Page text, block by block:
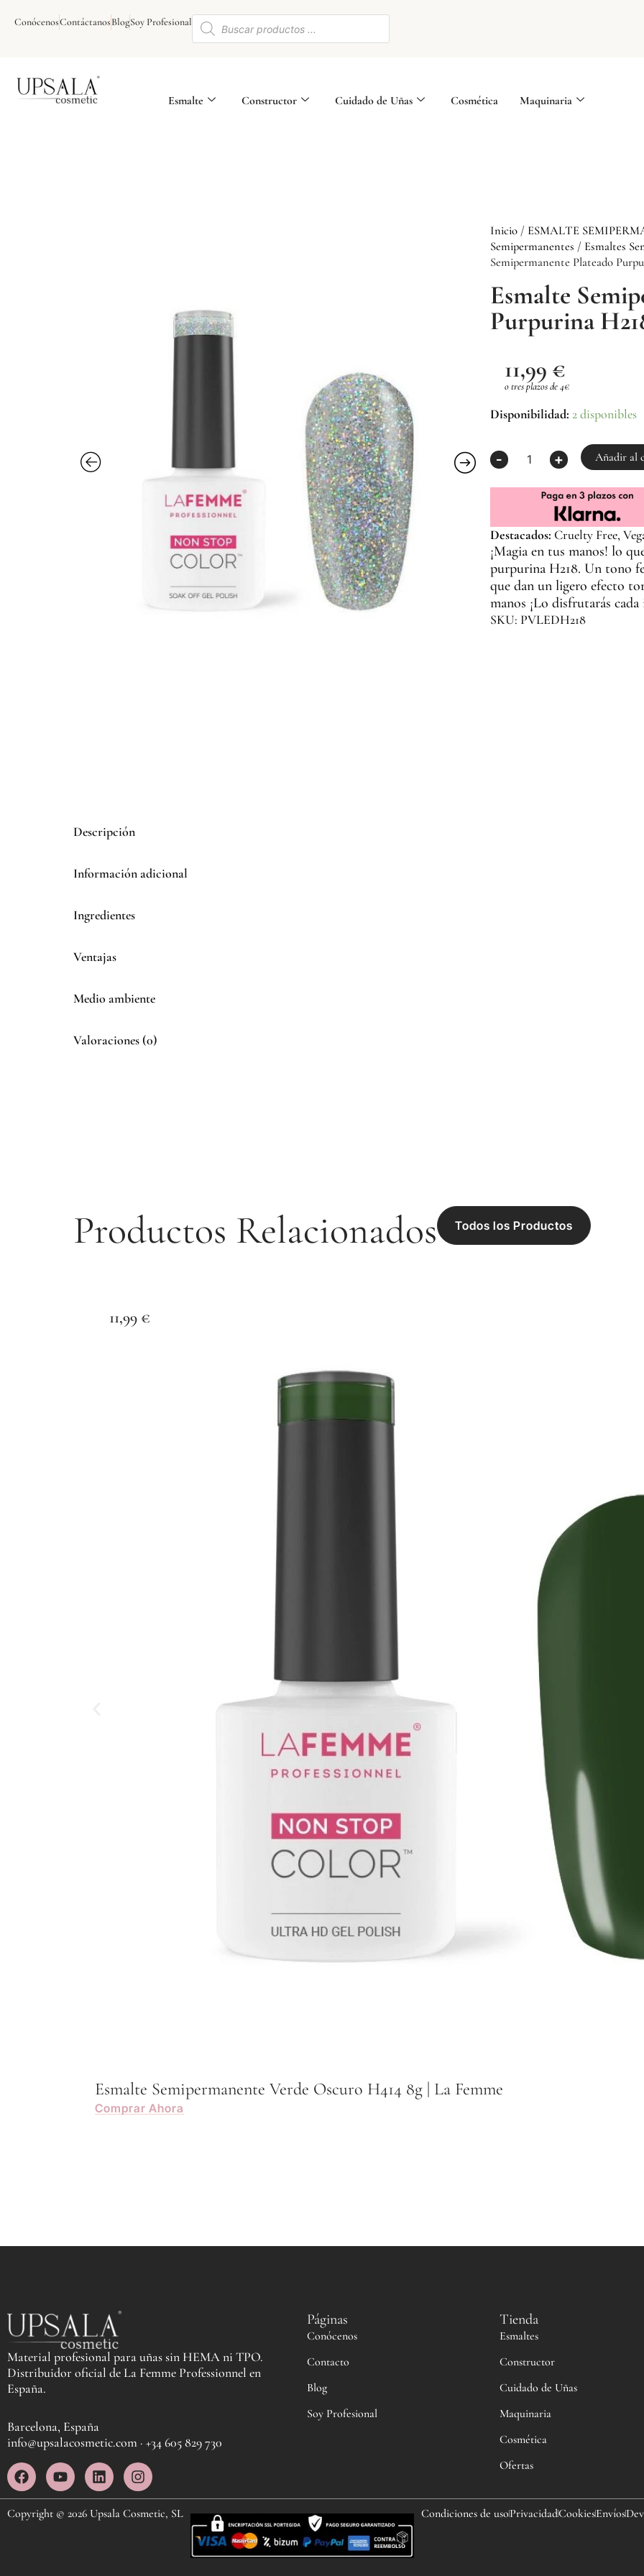
ConócenosContáctanosBlogSoy Profesional Búsqueda
Esmalte Constructor Cuidado de Uñas Cosmética Maquinaria
Inicio / ESMALTE
Semipermanentes / Esmaltes
Semipermanente Plateado
Esmalte
Purpurina
11,99 €
o tres plazos de 4€
Disponibilidad: 2 disponibles
-
Esmalte
Purpurina
H218
Femme
cantidad
+ Añadir al
Destacados: Cruelty Free,
¡Magia en tus manos! lo
purpurina H218. Un tono
que dan un ligero efecto
manos ¡Lo disfrutarás
SKU: PVLEDH218
Descripción
Información adicional
Ingredientes
Ventajas
Medio ambiente
Valoraciones (0)
Productos Relacionados Todos los Productos
11,99 €
Esmalte Semipermanente Verde Oscuro H414 8g | La Femme
Comprar Ahora
Material profesional para uñas sin HEMA ni TPO.
Distribuidor oficial de La Femme Professionnel en
España.
Barcelona, España
info@upsalacosmetic.com · +34 605 829 730
F
a
c
e
b
Y
o
u
t
L
i
n
k
e
I
n
s
t
Páginas
Conócenos
Contacto
Blog
Soy Profesional
Tienda
Esmaltes
Constructor
Cuidado de Uñas
Maquinaria
Cosmética
Ofertas
Copyright © 2026 Upsala Cosmetic, SL Condiciones de usoPrivacidadCookiesEnvíos